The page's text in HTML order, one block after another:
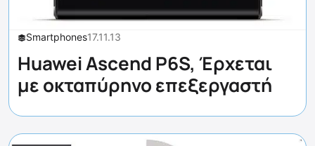
Smartphones17.11.13
Huawei Ascend P6S, Έρχεται
με οκταπύρηνο επεξεργαστή